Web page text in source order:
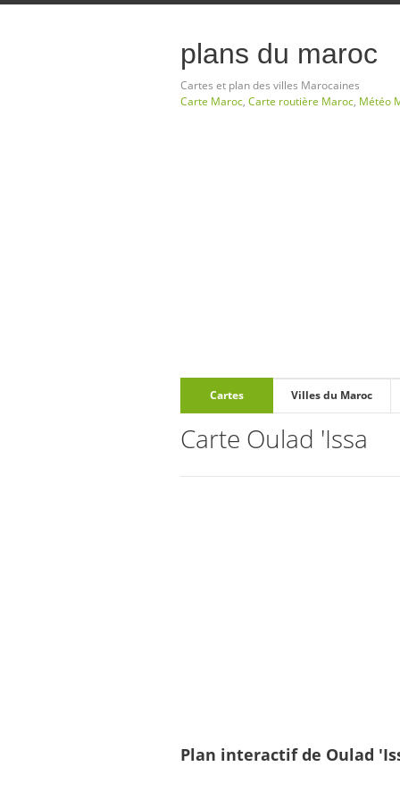
plans du maroc
Cartes et plan des villes Marocaines
Carte Maroc, Carte routière Maroc, Météo
Cartes Villes du Maroc
Carte Oulad 'Issa
Plan interactif de Oulad